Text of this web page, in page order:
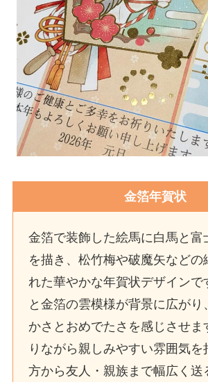
金箔年賀状
金箔で装飾した絵馬に白馬と富
を描き、松竹梅や破魔矢などの
れた華やかな年賀状デザインで
と金箔の雲模様が背景に広がり
かさとおめでたさを感じさせま
りながら親しみやすい雰囲気を
方から友人・親族まで幅広く送